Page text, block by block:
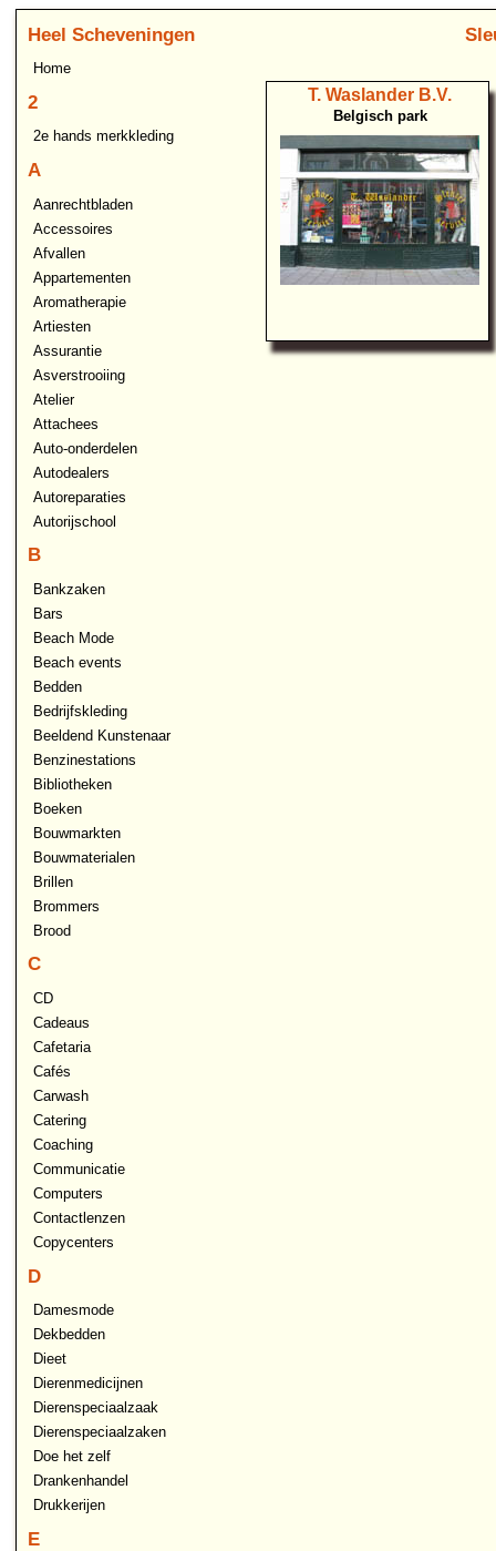
Heel Scheveningen
Home
2
2e hands merkkleding
A
Aanrechtbladen
Accessoires
Afvallen
Appartementen
Aromatherapie
Artiesten
Assurantie
Asverstrooiing
Atelier
Attachees
Auto-onderdelen
Autodealers
Autoreparaties
Autorijschool
B
Bankzaken
Bars
Beach Mode
Beach events
Bedden
Bedrijfskleding
Beeldend Kunstenaar
Benzinestations
Bibliotheken
Boeken
Bouwmarkten
Bouwmaterialen
Brillen
Brommers
Brood
C
CD
Cadeaus
Cafetaria
Cafés
Carwash
Catering
Coaching
Communicatie
Computers
Contactlenzen
Copycenters
D
Damesmode
Dekbedden
Dieet
Dierenmedicijnen
Dierenspeciaalzaak
Dierenspeciaalzaken
Doe het zelf
Drankenhandel
Drukkerijen
E
T. Waslander B.V.
Belgisch park